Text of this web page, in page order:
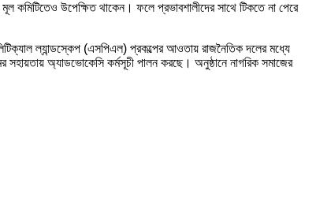
কমিটিতেও উপেক্ষিত থাকেন। ফলে প্রভাবশালীদের সাথে টিকতে না পেরে
ল্যান্ডস্কেপ (এসপিএল) প্রকল্পের আওতায় রাজনৈতিক দলের মধ্যে
সহায়তায় অ্যাডভোকেসি কর্মসূচী পালন করছে। অনুষ্ঠানে নাগরিক সমাজের